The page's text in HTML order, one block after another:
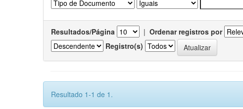
Resultados/Página | Ordenar registros por
Registro(s)
Resultado 1-1 de 1.